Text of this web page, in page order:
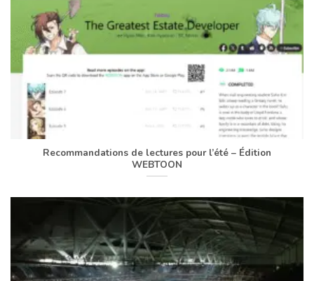
Recommandations de lectures pour l’été – Édition
WEBTOON